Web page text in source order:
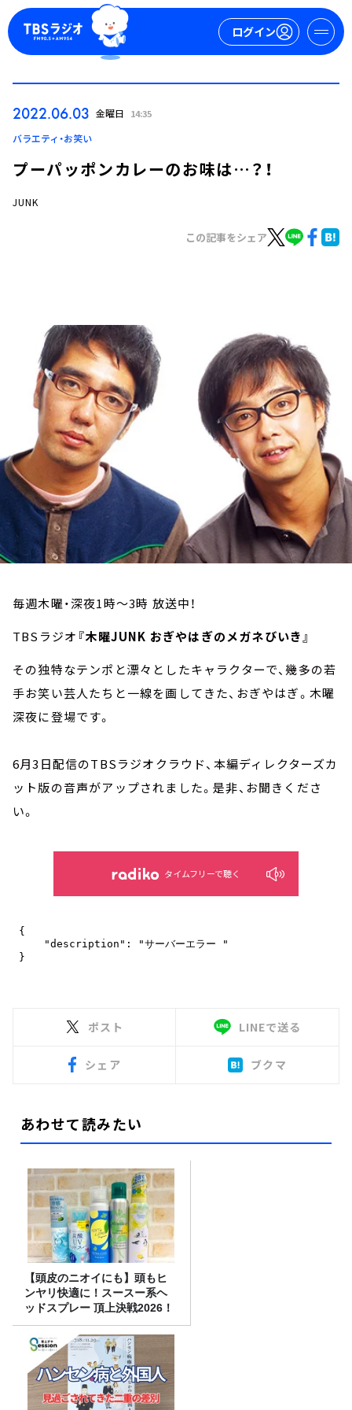
ログイン
ログイン
トピックス
TBS Podcast
お知らせ
イベント・グッズ
YouTube
会社情報
2022.06.03 金曜日 14:35
バラエティ・お笑い
プーパッポンカレーのお味は…？！
JUNK
この記事をシェア
毎週木曜・深夜1時～3時 放送中！
TBSラジオ 『木曜JUNK おぎやはぎのメガネびいき』
その独特なテンポと漂々としたキャラクターで、幾多の若
手お笑い芸人たちと一線を画してきた、おぎやはぎ。木曜
深夜に登場です。
6月3日配信のTBSラジオクラウド、本編ディレクターズカ
ット版の音声がアップされました。是非、お聞きくださ
い。
タイムフリーで聴く
ポスト LINEで送る
シェア ブクマ
あわせて読みたい
【頭皮のニオイにも】頭もヒ
ンヤリ快適に！スースー系ヘ
ッドスプレー 頂上決戦2026！